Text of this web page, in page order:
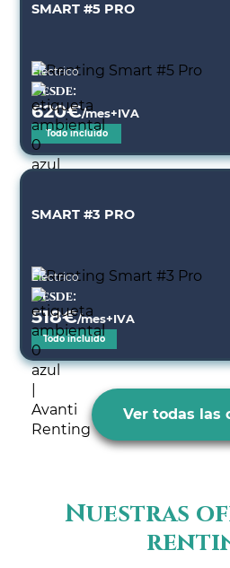
SMART #5 PRO
Eléctrico
Desde:
620€/mes+IVA
Todo incluido
SMART #3 PRO
Eléctrico
Desde:
518€/mes+IVA
Todo incluido
Ver todas las
Nuestras